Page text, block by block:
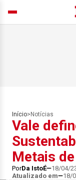
Início> Notícias
Vale
Metais
PorDa IstoÉ 18/04/
Atualizado em
18/